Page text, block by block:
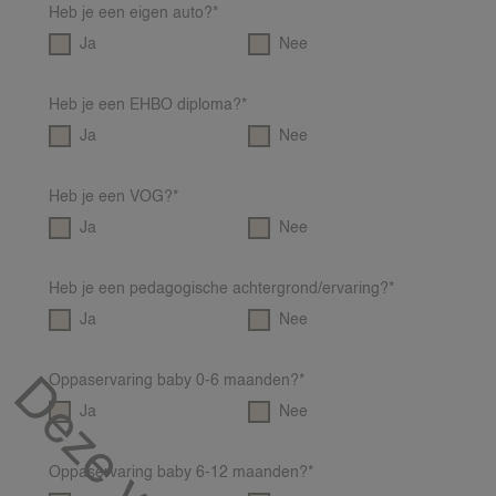
24AROUND
Heb je een eigen auto?*
Ja
Nee
Heb je een EHBO diploma?*
Ja
Nee
Heb je een VOG?*
Ja
Nee
Heb je een pedagogische achtergrond/ervaring?*
Ja
Nee
Oppaservaring baby 0-6 maanden?*
Ja
Nee
Oppaservaring baby 6-12 maanden?*